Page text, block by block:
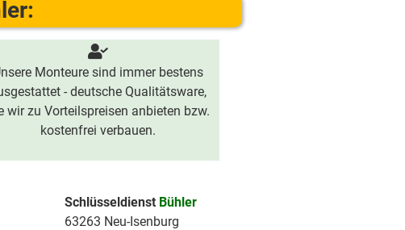
Monteure sind immer bestens
- deutsche Qualitätsware,
wir zu Vorteilspreisen anbieten bzw.
kostenfrei verbauen.
Schlüsseldienst Bühler
63263 Neu-Isenburg